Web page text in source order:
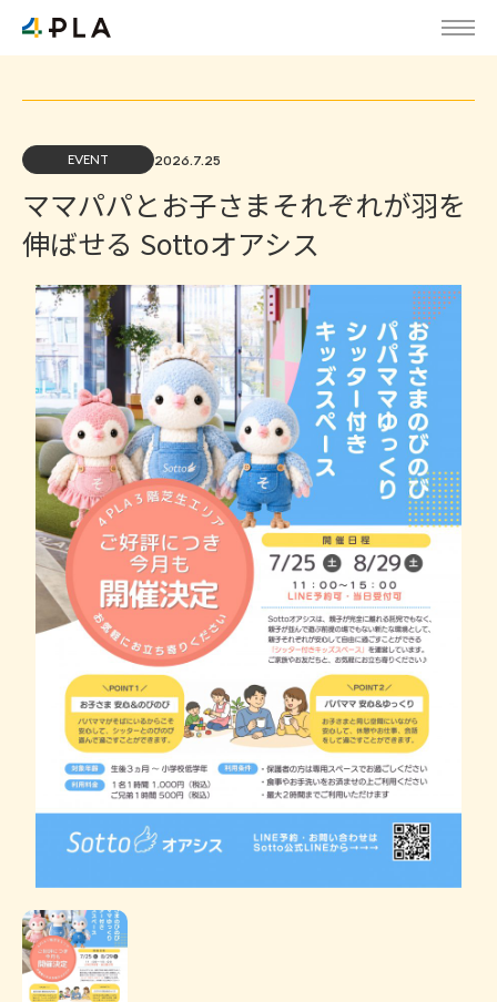
EVENT 2026.7.25
ママパパとお子さまそれぞれが羽を
伸ばせる Sottoオアシス